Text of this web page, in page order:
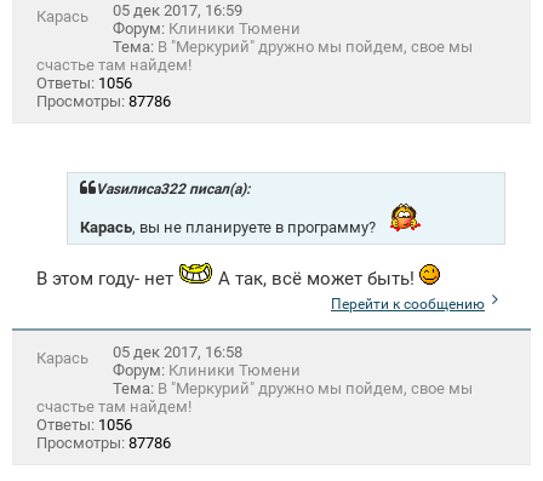
Карась
05 дек 2017, 16:59
Форум: Клиники Тюмени
Тема: В "Меркурий" дружно мы пойдем, свое мы
счастье там найдем!
Ответы: 1056
Просмотры: 87786
Vasилиса322 писал(а):
Карась, вы не планируете в программу?
В этом году- нет А так, всё может быть!
Перейти к сообщению
Карась
05 дек 2017, 16:58
Форум: Клиники Тюмени
Тема: В "Меркурий" дружно мы пойдем, свое мы
счастье там найдем!
Ответы: 1056
Просмотры: 87786